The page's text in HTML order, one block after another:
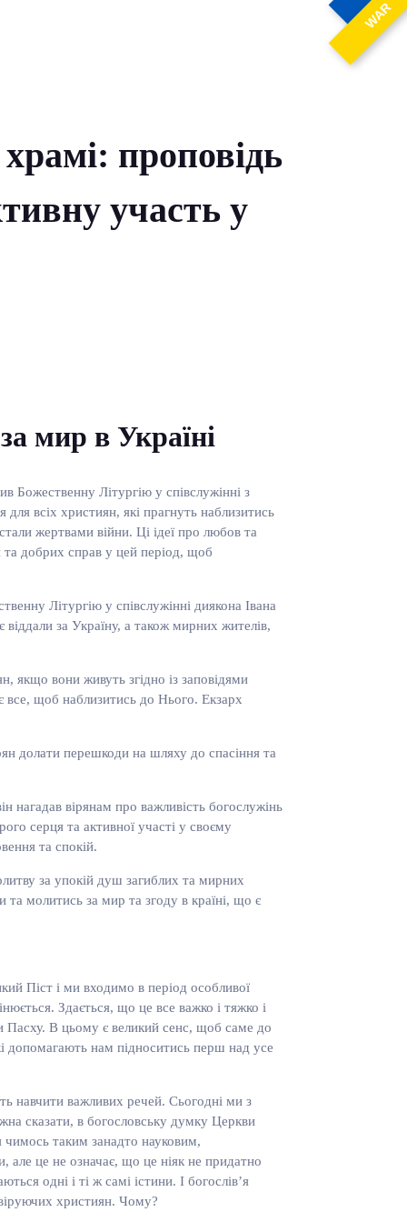
WAR
проповідь
участь у
мир в Україні
Божественну Літургію у співслужінні з
всіх християн, які прагнуть наблизитись
жертвами війни. Ці ідеї про любов та
та добрих справ у цей період, щоб
Літургію у співслужінні диякона Івана
за Україну, а також мирних жителів,
якщо вони живуть згідно із заповідями
все, щоб наблизитись до Нього. Екзарх
долати перешкоди на шляху до спасіння та
вірянам про важливість богослужінь
серця та активної участі у своєму
та спокій.
за упокій душ загиблих та мирних
та молитись за мир та згоду в країні, що є
Піст і ми входимо в період особливої
Здається, що це все важко і тяжко і
Пасху. В цьому є великий сенс, щоб саме до
допомагають нам підноситись перш над усе
навчити важливих речей. Сьогодні ми з
сказати, в богословську думку Церкви
чимось таким занадто науковим,
але це не означає, що це ніяк не придатно
одні і ті ж самі істини. І богослів’я
християн. Чому?